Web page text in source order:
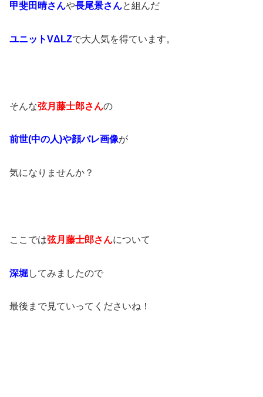
甲斐田晴さんや長尾景さんと組んだ
ユニットVΔLZで大人気を得ています。
そんな弦月藤士郎さんの
前世(中の人)や顔バレ画像が
気になりませんか？
ここでは弦月藤士郎さんについて
深堀してみましたので
最後まで見ていってくださいね！